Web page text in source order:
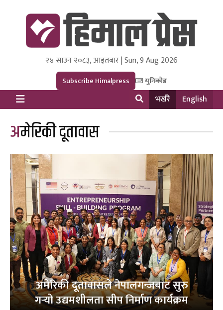
Himal Press
Dot NewsyNepal Media and Research Pvt Ltd.
२४ साउन २०८३, आइतबार | Sun, 9 Aug 2026
Subscribe Himalpress युनिकोड
भर्खरै English
अमेरिकी दूतावास
अमेरिकी दूतावासले नेपालगन्जबाट सुरु
गर्‍यो उद्यमशीलता सीप निर्माण कार्यक्रम